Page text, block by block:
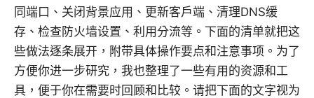
同端口、关闭背景应用、更新客户端、清理DNS缓
存、检查防火墙设置、利用分流等。下面的清单就把这
些做法逐条展开，附带具体操作要点和注意事项。为了
方便你进一步研究，我也整理了一些有用的资源和工
具，便于你在需要时回顾和比较。请把下面的文字视为